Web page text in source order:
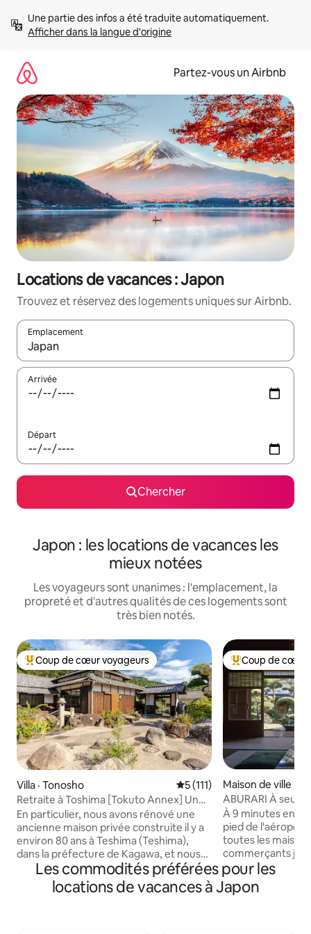
directement
Afficher dans la langue d'origine
Partez-vous un Airbnb
Locations de vacances : Japon
Trouvez et réservez des logements uniques sur Airbnb.
Emplacement
Quand les résultats sont affichés, parcourez-les en utilisant
Arrivée
Départ
Chercher
Japon : les locations de vacances les
mieux notées
Les voyageurs sont unanimes : l'emplacement, la
propreté et d'autres qualités de ces logements sont
très bien notés.
Coup de cœur voyageurs parmi les plus aimés
Coup de cœur voyageurs
Villa · Tonosho Note moyenne de 5 sur 5,
5 (111)
Retraite à Toshima [Tokuto Annex] Une
auberge de guérison entourée par la
nature surplombant la mer depuis un
village tranquille
En particulier, nous avons rénové une
ancienne maison privée construite il y a
environ 80 ans à Teshima (Teshima),
dans la préfecture de Kagawa, et nous
avons commencé nos activités à l'été
spacieux sur une propriété spacieuse
Coup de cœur
Coup de cœur
Maison de ville ·
ABURARI À
l'aéroport du
maison privée
japonais couvert
jusqu'à 3
À 9 minutes en
pied de l'aéroport
toutes les
commerçants
est le nom qui se
maison depuis
pas seulement
Les commodités préférées pour les
locations de vacances à Japon